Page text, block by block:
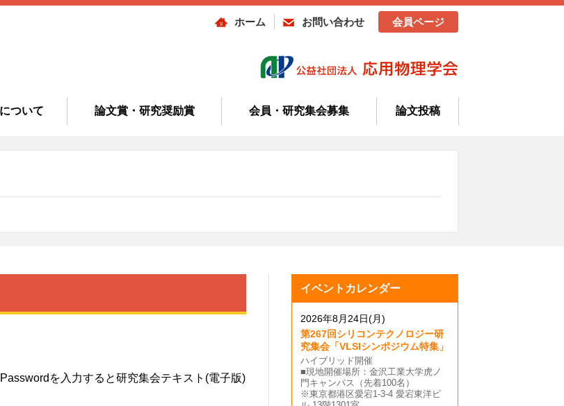
ホーム お問い合わせ 会員ページ
ついて 論文賞・研究奨励賞 会員・研究集会募集 論文投稿
を入力すると研究集会テキスト(電子版)
イベントカレンダー
2026年8月24日(月)
第267回シリコンテクノロジー研
究集会「VLSIシンポジウム特集」
ハイブリッド開催
■現地開催場所：金沢工業大学虎ノ
門キャンパス（先着100名）
※東京都港区愛宕1-3-4 愛宕東洋ビ